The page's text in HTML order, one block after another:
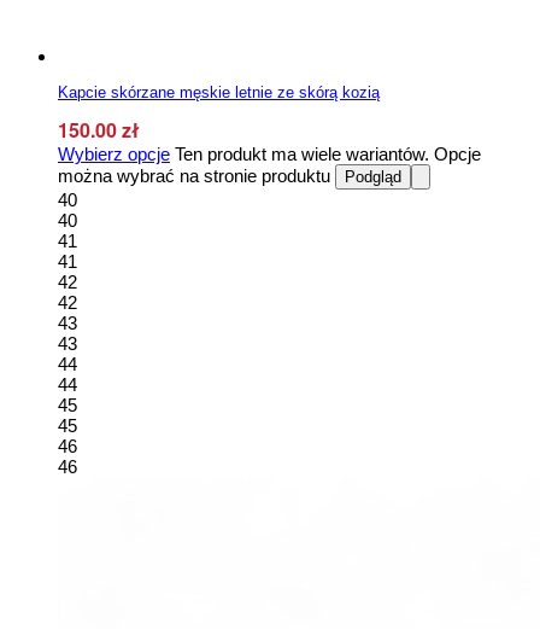
Kapcie skórzane męskie letnie ze skórą kozią
150.00zł
Wybierz opcje Ten produkt ma wiele wariantów. Opcje
można wybrać na stronie produktu
Podgląd
40
40
41
41
42
42
43
43
44
44
45
45
46
46